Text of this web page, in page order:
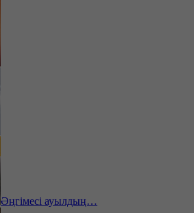
Әңгімесі ауылдың…